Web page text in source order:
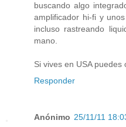
buscando algo
amplificador hi-fi y
incluso rastreando
mano.
Si vives en USA
Responder
Anónimo 25/11/11